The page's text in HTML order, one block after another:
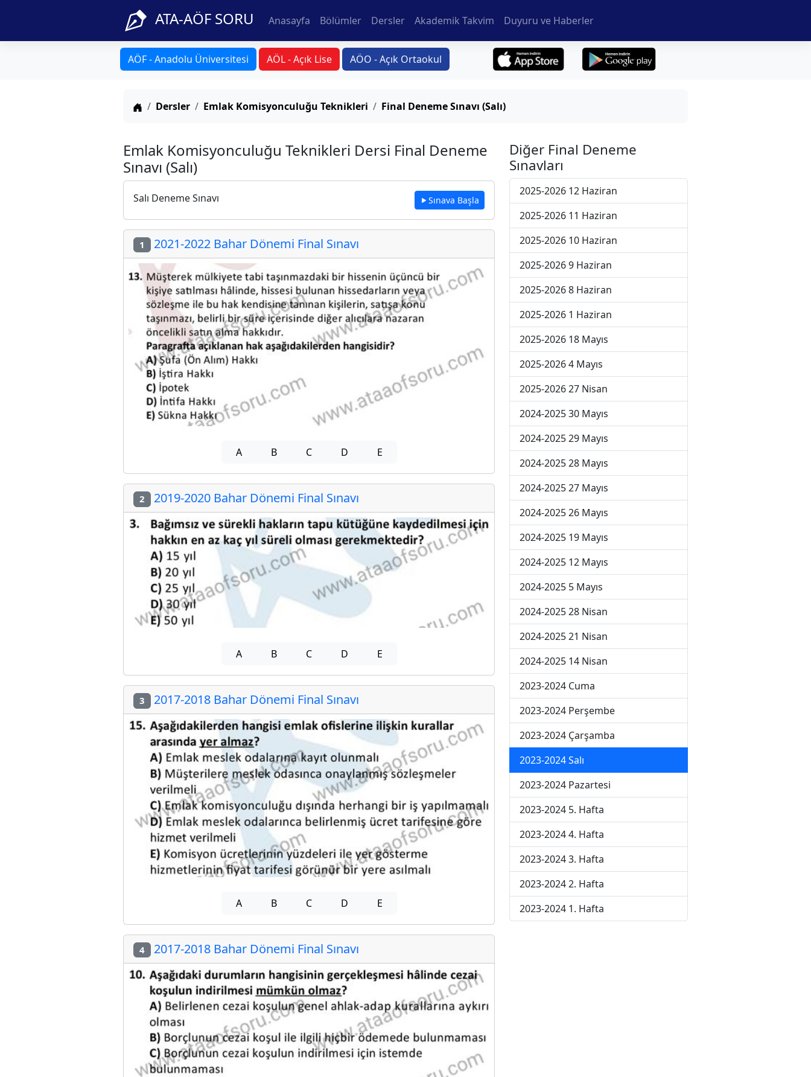
ATA-AÖF SORU Anasayfa Bölümler Dersler Akademik Takvim Duyuru ve Haberler
AÖF - Anadolu Üniversitesi AÖL - Açık Lise AÖO - Açık Ortaokul
Anasayfa
Dersler Emlak Komisyonculuğu Teknikleri Final Deneme Sınavı (Salı)
Emlak Komisyonculuğu Teknikleri Dersi Final Deneme
Sınavı (Salı)
Salı Deneme Sınavı Sınava Başla
1 2021-2022 Bahar Dönemi Final Sınavı
A B C D E
2 2019-2020 Bahar Dönemi Final Sınavı
A B C D E
3 2017-2018 Bahar Dönemi Final Sınavı
A B C D E
4 2017-2018 Bahar Dönemi Final Sınavı
Diğer Final Deneme
Sınavları
2025-2026 12 Haziran
2025-2026 11 Haziran
2025-2026 10 Haziran
2025-2026 9 Haziran
2025-2026 8 Haziran
2025-2026 1 Haziran
2025-2026 18 Mayıs
2025-2026 4 Mayıs
2025-2026 27 Nisan
2024-2025 30 Mayıs
2024-2025 29 Mayıs
2024-2025 28 Mayıs
2024-2025 27 Mayıs
2024-2025 26 Mayıs
2024-2025 19 Mayıs
2024-2025 12 Mayıs
2024-2025 5 Mayıs
2024-2025 28 Nisan
2024-2025 21 Nisan
2024-2025 14 Nisan
2023-2024 Cuma
2023-2024 Perşembe
2023-2024 Çarşamba
2023-2024 Salı
2023-2024 Pazartesi
2023-2024 5. Hafta
2023-2024 4. Hafta
2023-2024 3. Hafta
2023-2024 2. Hafta
2023-2024 1. Hafta